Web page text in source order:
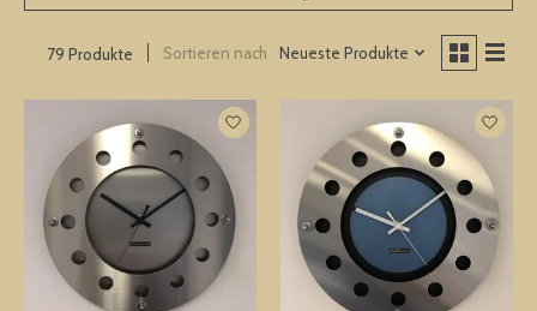
79 Produkte Sortieren nach Neueste Produkte